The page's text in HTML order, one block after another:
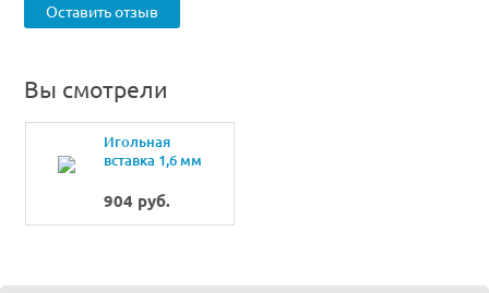
Оставить отзыв
Вы смотрели
Игольная
вставка 1,6 мм
904 руб.